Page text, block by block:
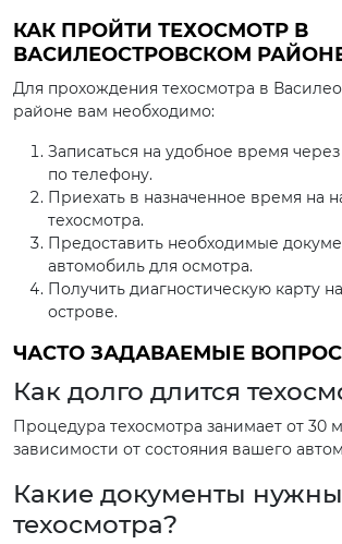
КАК ПРОЙТИ ТЕХОСМОТР В
ВАСИЛЕОСТРОВСКОМ
Для прохождения техосмотра в
районе вам необходимо:
Записаться на удобное время
по телефону.
Приехать в назначенное время на
техосмотра.
Предоставить необходимые
автомобиль для осмотра.
Получить диагностическую карту
острове.
ЧАСТО ЗАДАВАЕМЫЕ
Как долго длится
Процедура техосмотра занимает от 30
зависимости от состояния вашего
Какие документы
техосмотра?